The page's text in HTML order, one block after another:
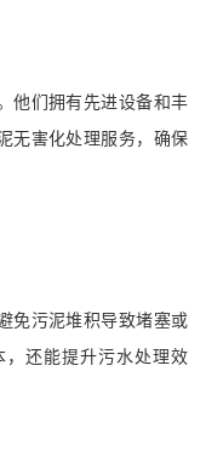
他们拥有先进设备和丰
无害化处理服务，确保
免污泥堆积导致堵塞或
还能提升污水处理效